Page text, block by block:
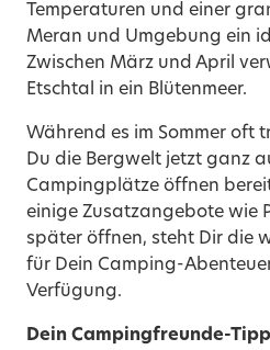
Temperaturen und einer
Meran und Umgebung ein
Zwischen März und April
Etschtal in ein Blütenmeer.
Während es im Sommer oft
Du die Bergwelt jetzt ganz
Campingplätze öffnen
einige Zusatzangebote wie
später öffnen, steht Dir die
für Dein Camping-
Verfügung.
Dein Campingfreunde-